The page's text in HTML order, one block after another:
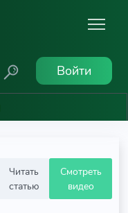
Войти
Читать
статью
Смотреть
видео